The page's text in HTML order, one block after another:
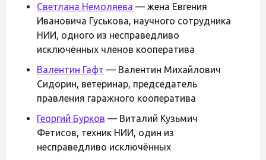
Светлана Немоляева — жена Евгения
Ивановича Гуськова, научного сотрудника
НИИ, одного из несправедливо
исключённых членов кооператива
Валентин Гафт — Валентин Михайлович
Сидорин, ветеринар, председатель
правления гаражного кооператива
Георгий Бурков — Виталий Кузьмич
Фетисов, техник НИИ, один из
несправедливо исключённых